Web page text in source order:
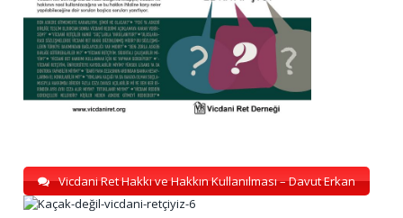
Vicdani Ret Hakkı ve Hakkın Kullanılması – Davut Erkan